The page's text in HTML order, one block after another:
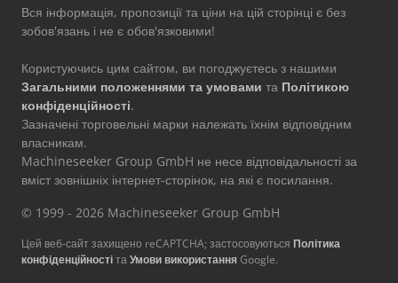
Вся інформація, пропозиції та ціни на цій сторінці є без
зобов'язань і не є обов'язковими!
Користуючись цим сайтом, ви погоджуєтесь з нашими
Загальними положеннями та умовами та Політикою
конфіденційності.
Зазначені торговельні марки належать їхнім відповідним
власникам.
Machineseeker Group GmbH не несе відповідальності за
вміст зовнішніх інтернет-сторінок, на які є посилання.
© 1999 - 2026 Machineseeker Group GmbH
Цей веб-сайт захищено reCAPTCHA; застосовуються Політика
конфіденційностітаУмови використанняGoogle.